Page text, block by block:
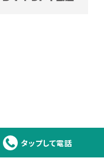
タップして電話